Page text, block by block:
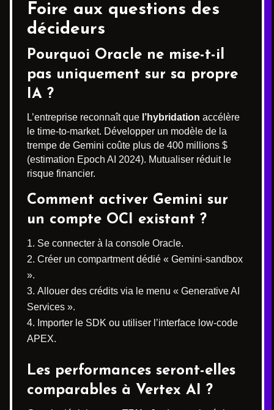
Foire aux questions des
décideurs
Pourquoi Oracle ne mise-t-il
pas uniquement sur sa propre
IA ?
L’entreprise reconnaît que l’hybridation accélère
le time-to-market. Développer un modèle de la
trempe de Gemini coûte plus de 400 millions $
(estimation Epoch AI 2024). Mutualiser réduit le
risque financier.
Comment activer Gemini sur
un compte OCI existant ?
Se connecter à la console Oracle.
Créer un compartment dédié « Gemini-sandbox
».
Allouer des crédits via le menu « Generative AI
Services ».
Importer le SDK ou utiliser l’interface low-code
APEX.
Les performances seront-elles
comparables à Vertex AI ?